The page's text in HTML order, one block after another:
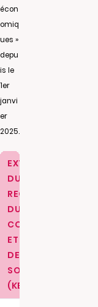
écon
omiq
ues »
depu
is le
1er
janvi
er
2025.
EXTRAIT
DU
REGISTRE
DU
COMMERCE
ET
DES
SOCIETES
(KBIS)